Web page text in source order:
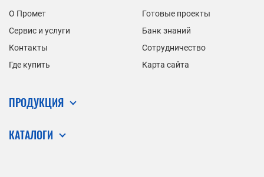
О Промет
Готовые проекты
Сервис и услуги
Банк знаний
Контакты
Сотрудничество
Где купить
Карта сайта
ПРОДУКЦИЯ
КАТАЛОГИ